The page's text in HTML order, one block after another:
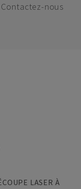
nous
LASER À